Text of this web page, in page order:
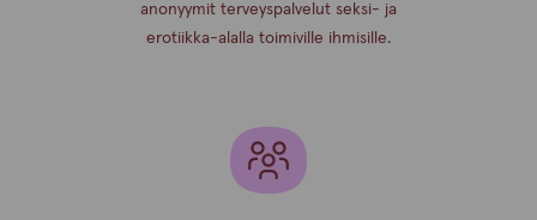
anonyymit terveyspalvelut seksi- ja
erotiikka-alalla toimiville ihmisille.